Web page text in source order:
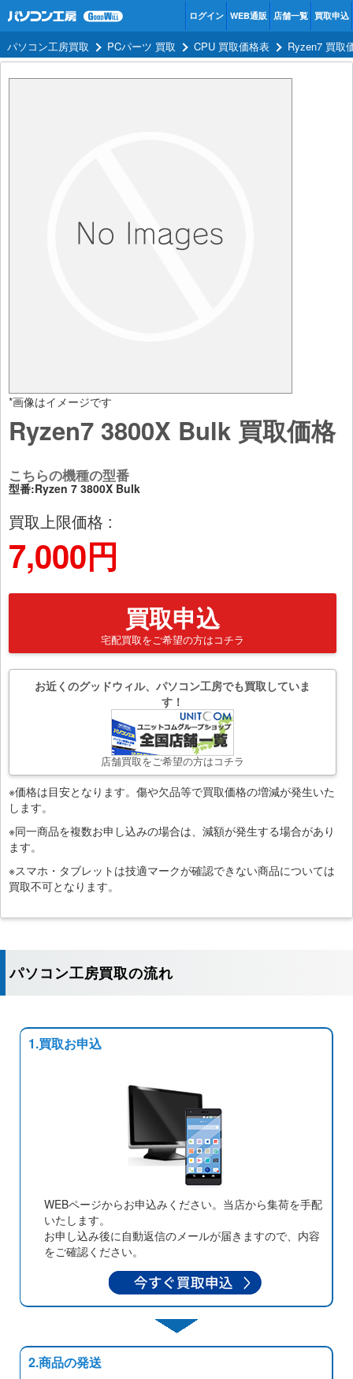
ログイン WEB通販 店舗一覧 買取申込
パソコン工房買取 PCパーツ 買取 CPU 買取価格表 Ryzen7 買取
*画像はイメージです
Ryzen7 3800X Bulk 買取価格
こちらの機種の型番
型番:Ryzen 7 3800X Bulk
買取上限価格 :
7,000円
買取申込
宅配買取をご希望の方はコチラ
お近くのグッドウィル、パソコン工房でも買取していま
す！
店舗買取をご希望の方はコチラ
※価格は目安となります。傷や欠品等で買取価格の増減が発生いた
します。
※同一商品を複数お申し込みの場合は、減額が発生する場合があり
ます。
※スマホ・タブレットは技適マークが確認できない商品については
買取不可となります。
パソコン工房買取の流れ
1.買取お申込
WEBページからお申込みください。当店から集荷を手配
いたします。
お申し込み後に自動返信のメールが届きますので、内容
をご確認ください。
2.商品の発送